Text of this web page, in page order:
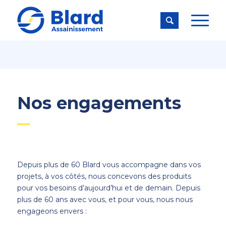

Nos engagements
Depuis plus de 60 Blard vous accompagne dans vos
projets, à vos côtés, nous concevons des produits
pour vos besoins d’aujourd’hui et de demain. Depuis
plus de 60 ans avec vous, et pour vous, nous nous
engageons envers :